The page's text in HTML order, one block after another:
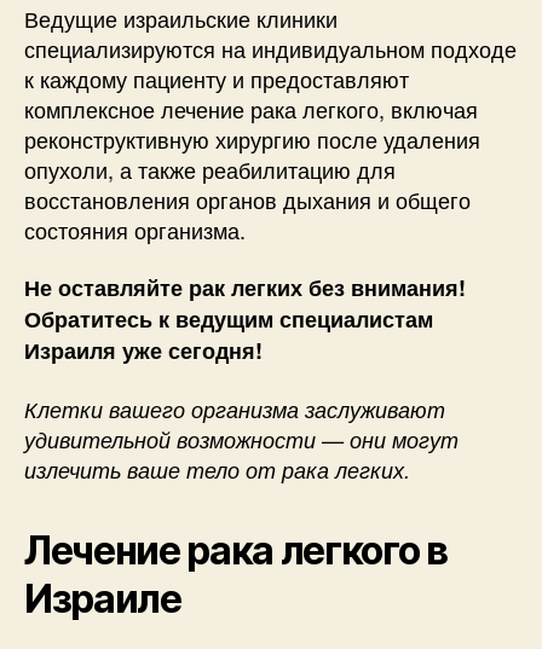
Ведущие израильские клиники
специализируются на индивидуальном подходе
к каждому пациенту и предоставляют
комплексное лечение рака легкого, включая
реконструктивную хирургию после удаления
опухоли, а также реабилитацию для
восстановления органов дыхания и общего
состояния организма.
Не оставляйте рак легких без внимания!
Обратитесь к ведущим специалистам
Израиля уже сегодня!
Клетки вашего организма заслуживают
удивительной возможности — они могут
излечить ваше тело от рака легких.
Лечение рака легкого в
Израиле